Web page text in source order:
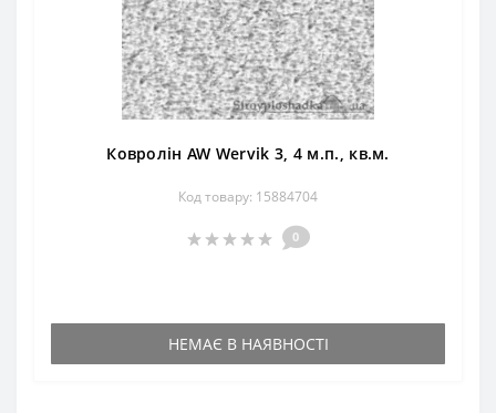
Ковролін AW Wervik 3, 4 м.п., кв.м.
Код товару: 15884704
0
НЕМАЄ В НАЯВНОСТІ